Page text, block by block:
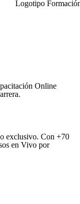
Online
exclusivo. Con +70
en Vivo por